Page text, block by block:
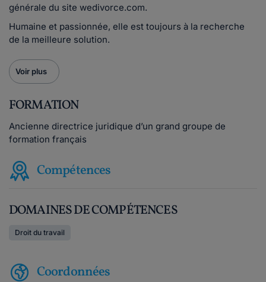
générale du site wedivorce.com.
Humaine et passionnée, elle est toujours à la recherche
de la meilleure solution.
Voir plus
FORMATION
Ancienne directrice juridique d’un grand groupe de
formation français
Compétences
DOMAINES DE COMPÉTENCES
Droit du travail
Coordonnées